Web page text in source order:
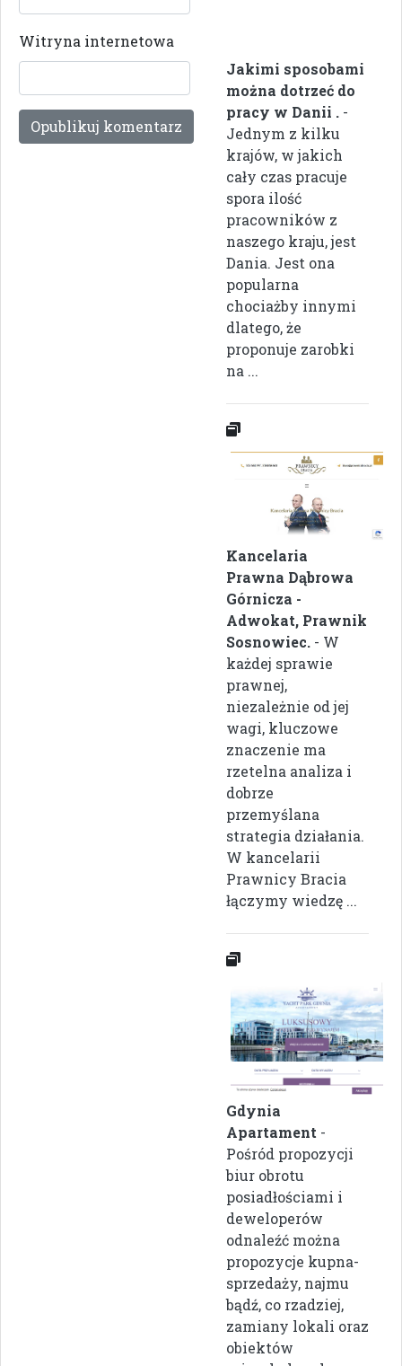
Witryna internetowa
Jakimi sposobami
można dotrzeć do
pracy w Danii . -
Jednym z kilku
krajów, w jakich
cały czas pracuje
spora ilość
pracowników z
naszego kraju, jest
Dania. Jest ona
popularna
chociażby innymi
dlatego, że
proponuje zarobki
na ...
Kancelaria
Prawna Dąbrowa
Górnicza -
Adwokat, Prawnik
Sosnowiec. - W
każdej sprawie
prawnej,
niezależnie od jej
wagi, kluczowe
znaczenie ma
rzetelna analiza i
dobrze
przemyślana
strategia działania.
W kancelarii
Prawnicy Bracia
łączymy wiedzę ...
Gdynia
Apartament -
Pośród propozycji
biur obrotu
posiadłościami i
deweloperów
odnaleźć można
propozycje kupna-
sprzedaży, najmu
bądź, co rzadziej,
zamiany lokali oraz
obiektów